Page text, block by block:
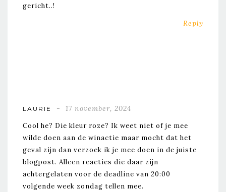
gericht..!
Reply
LAURIE 17 november, 2024
Cool he? Die kleur roze? Ik weet niet of je mee
wilde doen aan de winactie maar mocht dat het
geval zijn dan verzoek ik je mee doen in de juiste
blogpost. Alleen reacties die daar zijn
achtergelaten voor de deadline van 20:00
volgende week zondag tellen mee.